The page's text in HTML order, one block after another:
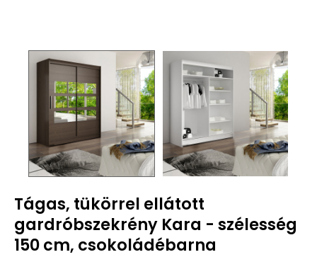
Tágas, tükörrel ellátott
gardróbszekrény Kara - szélesség
150 cm, csokoládébarna